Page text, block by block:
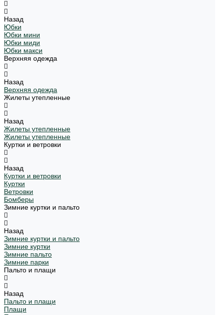
Назад
Юбки
Юбки мини
Юбки миди
Юбки макси
Верхняя одежда
Назад
Верхняя одежда
Жилеты утепленные
Назад
Жилеты утепленные
Жилеты утепленные
Куртки и ветровки
Назад
Куртки и ветровки
Куртки
Ветровки
Бомберы
Зимние куртки и пальто
Назад
Зимние куртки и пальто
Зимние куртки
Зимние пальто
Зимние парки
Пальто и плащи
Назад
Пальто и плащи
Плащи